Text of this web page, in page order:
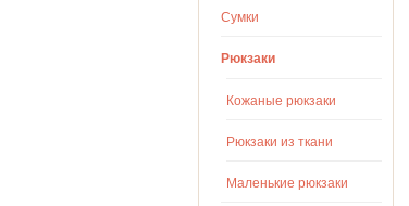
Сумки
Рюкзаки
Кожаные рюкзаки
Рюкзаки из ткани
Маленькие рюкзаки